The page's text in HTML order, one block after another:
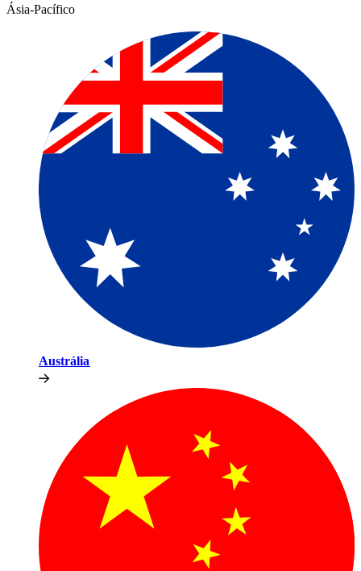
Ásia-Pacífico​​
Austrália​​